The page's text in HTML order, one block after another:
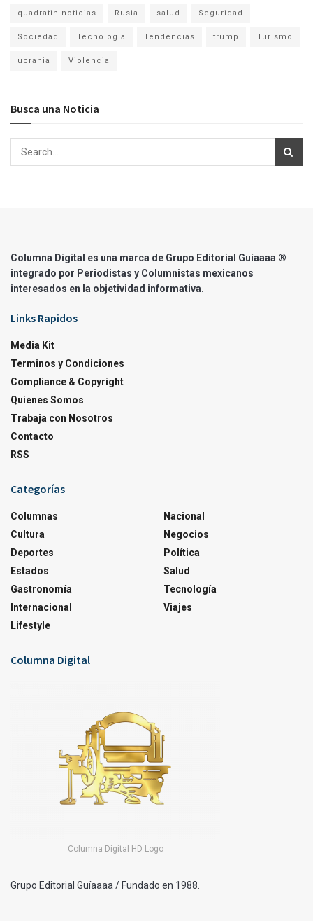
quadratin noticias Rusia salud Seguridad
Sociedad Tecnología Tendencias trump Turismo
ucrania Violencia
Busca una Noticia
Columna Digital es una marca de Grupo Editorial Guíaaaa ®
integrado por Periodistas y Columnistas mexicanos
interesados en la objetividad informativa.
Links Rapidos
Media Kit
Terminos y Condiciones
Compliance & Copyright
Quienes Somos
Trabaja con Nosotros
Contacto
RSS
Categorías
Columnas
Cultura
Deportes
Estados
Gastronomía
Internacional
Lifestyle
Nacional
Negocios
Política
Salud
Tecnología
Viajes
Columna Digital
Columna Digital HD Logo
Grupo Editorial Guíaaaa / Fundado en 1988.